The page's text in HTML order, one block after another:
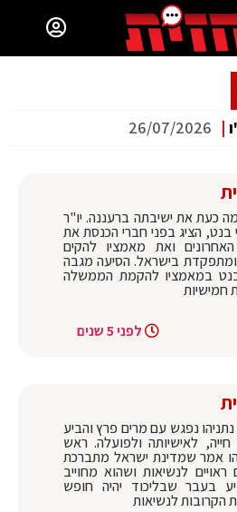
|
26/07/2026
כעת את ישיבתה ברעננה. יו"ר
בנט, הציג בפני חברי הכנסת את
האחרונים ואת מאמציו להקים
בישראל. הסיעה מגבה
במאמציו להקמת הממשלה
חמישיות
לפני 5 שנים
נפגש עם מרים פרץ והביע
לאישיותה ולפועלה. ראש
אמר שמדינת ישראל מתברכת
לנשיאות ושהוא מחוייב
בעבר שבליכוד יהיה חופש
הקרובות לנשיאות